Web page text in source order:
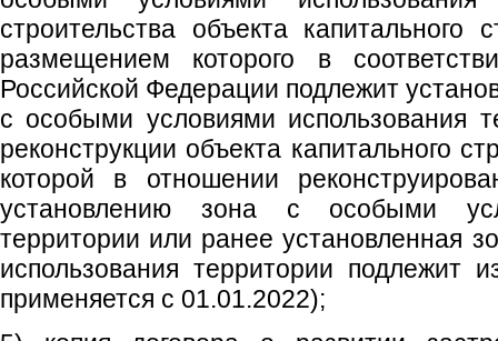
строительства объекта капитального
размещением которого в
Российской Федерации подлежит
с особыми условиями использования
реконструкции объекта капитального
которой в отношении
установлению зона с особыми
территории или ранее установленная
использования территории подлежит
применяется с 01.01.2022);